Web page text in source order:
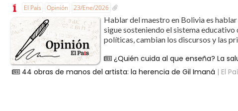
El País Opinión 23/Ene/2026
Hablar del maestro en Bolivia es
sigue sosteniendo el sistema
políticas, cambian los discursos y las
¿Quién cuida al que enseña? La
44 obras de manos del artista: la herencia de Gil Imaná | El